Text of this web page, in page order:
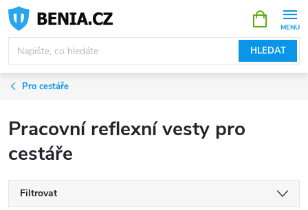
Přejít
obsah
HLEDAT
NÁKUPNÍ
KOŠÍK
Pro cestáře
Pracovní reflexní vesty pro
cestáře
Filtrovat